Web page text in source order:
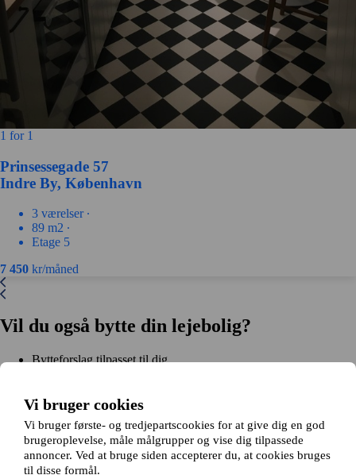
Vi bruger cookies
Vi bruger første- og tredjepartscookies for at give dig en god
brugeroplevelse, måle målgrupper og vise dig tilpassede
annoncer. Ved at bruge siden accepterer du, at cookies bruges
til disse formål.
1 for 1
Prinsessegade 57
Indre By, København
3 værelser ∙
89 m2 ∙
Etage 5
7 450 kr/måned
Vil du også bytte din lejebolig?
Bytteforslag tilpasset til dig
Kom i gang gratis
Kom i gang
Kom i gang gratisSøg annoncerLog ind
Læs mere